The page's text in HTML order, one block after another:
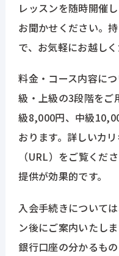
レッスンを随時開催
お聞かせください。
で、お気軽にお越しく
料金・コース内容に
級・上級の3段階をご
級8,000円、中級
おります。詳しいカ
（URL）をご覧くだ
提供が効果的です。
入会手続きについて
ン後にご案内いたし
銀行口座の分かるも